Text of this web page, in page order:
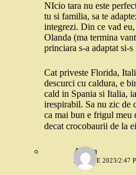
NIcio tara nu este
tu si familia, sa te
integrezi. Din ce vad
Olanda (ma termina
princiara s-a adaptat si-
Cat priveste Florida,
descurci cu caldura, e
cald in Spania si Italia,
irespirabil. Sa nu zic de
ca mai bun e frigul meu
decat crocobaurii de la
Andra
26 IUNIE 2023/2:47